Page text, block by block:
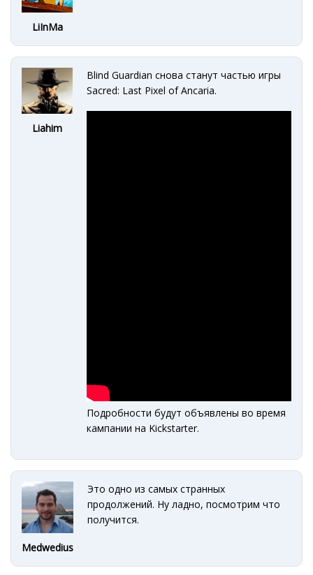
LiInMa
Liahim
Blind Guardian снова станут частью игры
Sacred: Last Pixel of Ancaria.
Подробности будут объявлены во время
кампании на Kickstarter.
Medwedius
Это одно из самых странных
продолжений. Ну ладно, посмотрим что
получится.